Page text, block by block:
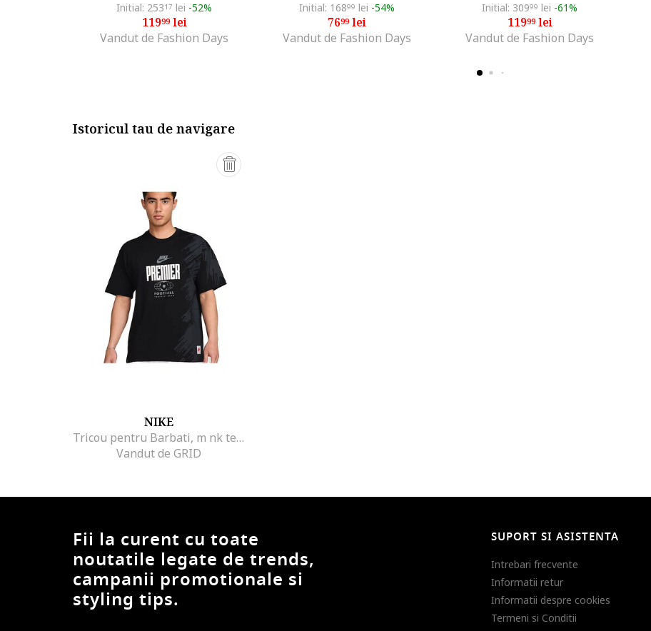
Initial: 25317 lei -52%
11999lei
Vandut de Fashion Days
Initial: 16899 lei -54%
7699lei
Vandut de Fashion Days
Initial: 30999 lei -61%
11999lei
Vandut de Fashion Days
Istoricul tau de navigare
NIKE
Tricou pentru Barbati, m nk tee m90 oc 2 su25, HJ3444-010, Albastru, Albastru
Vandut de GRID
Fii la curent cu toate
noutatile legate de trends,
campanii promotionale si
styling tips.
SUPORT SI ASISTENTA
Intrebari frecvente
Informatii retur
Informatii despre cookies
Termeni si Conditii